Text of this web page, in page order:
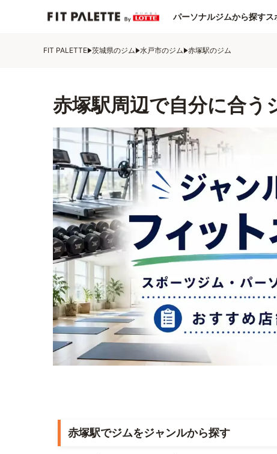
パーソナルジムから探すス
FIT PALETTE 茨城県のジム 水戸市のジム 赤塚駅のジム
赤塚駅周辺で自分に合う
赤塚駅でジムをジャンルから探す